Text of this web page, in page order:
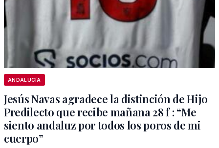
ANDALUCÍA
Jesús Navas agradece la distinción de Hijo
Predilecto que recibe mañana 28 f : “Me
siento andaluz por todos los poros de mi
cuerpo”